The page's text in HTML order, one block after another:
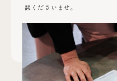
談くださいませ。